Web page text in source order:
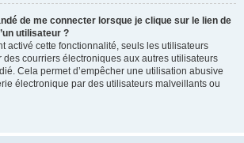
de me connecter lorsque je clique sur le lien de
utilisateur ?
activé cette fonctionnalité, seuls les utilisateurs
des courriers électroniques aux autres utilisateurs
Cela permet d’empêcher une utilisation abusive
électronique par des utilisateurs malveillants ou